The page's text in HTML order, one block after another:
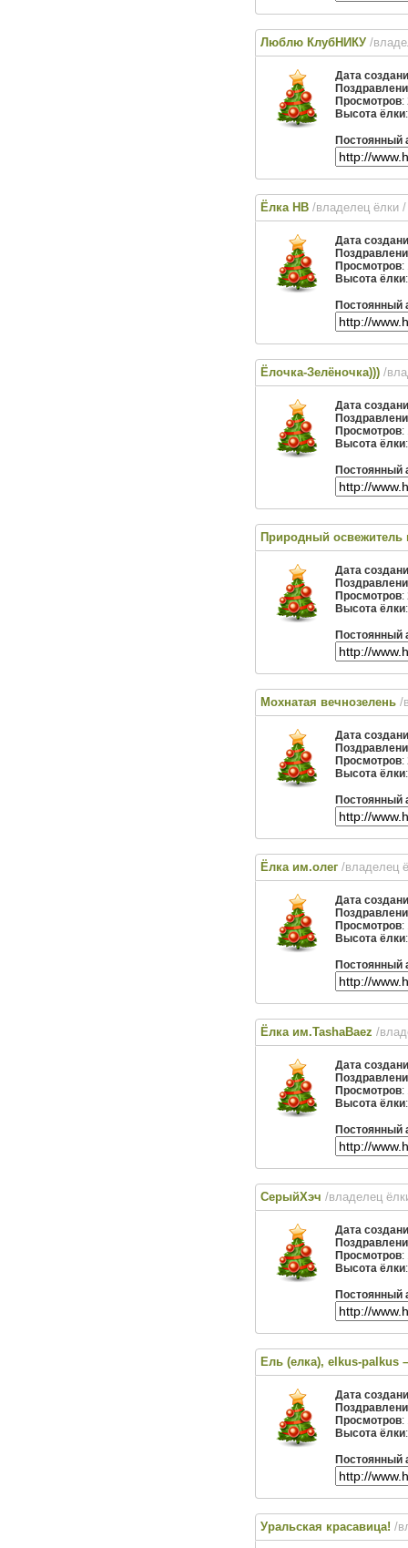
Люблю КлубНИКУ /
Дата
Просмотров:
Высота ёлки
Постоянный
Ёлка HB /владелец ёлки /
Дата
Просмотров:
Высота ёлки
Постоянный
Ёлочка-Зелёночка))) /
Дата
Просмотров:
Высота ёлки
Постоянный
Природный освежитель
Дата
Просмотров:
Высота ёлки
Постоянный
Мохнатая вечнозелень /
Дата
Просмотров:
Высота ёлки
Постоянный
Ёлка им.олег /владелец
Дата
Просмотров:
Высота ёлки
Постоянный
Ёлка им.TashaBaez /
Дата
Просмотров:
Высота ёлки
Постоянный
СерыйХэч /владелец
Дата
Просмотров:
Высота ёлки
Постоянный
Ель (елка), elkus-palkus
Дата
Просмотров:
Высота ёлки
Постоянный
Уральская красавица! /